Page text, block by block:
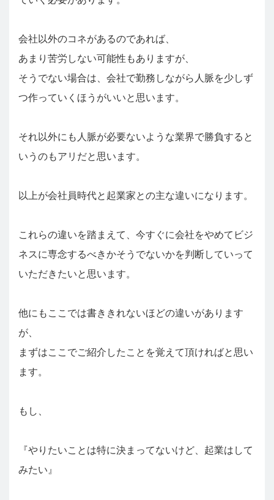
会社以外のコネがあるのであれば、
あまり苦労しない可能性もありますが、
そうでない場合は、会社で勤務しながら人脈を少しず
つ作っていくほうがいいと思います。
それ以外にも人脈が必要ないような業界で勝負すると
いうのもアリだと思います。
以上が会社員時代と起業家との主な違いになります。
これらの違いを踏まえて、今すぐに会社をやめてビジ
ネスに専念するべきかそうでないかを判断していって
いただきたいと思います。
他にもここでは書ききれないほどの違いがあります
が、
まずはここでご紹介したことを覚えて頂ければと思い
ます。
もし、
『やりたいことは特に決まってないけど、起業はして
みたい』